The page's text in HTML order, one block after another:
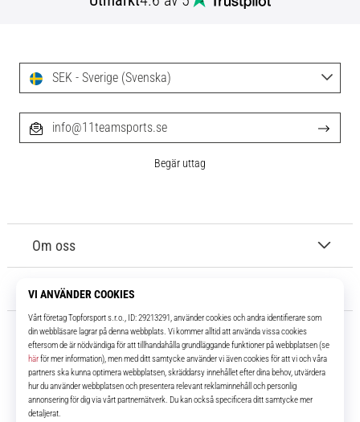
11teamsports.se
I över 16 år har vi varit dina lagkamrater, vilket ger dig de bästa och
senaste fotbollsprodukterna.
Om oss
Kundtjänst
SEK - Sverige (Svenska)
info@11teamsports.se
Begär uttag